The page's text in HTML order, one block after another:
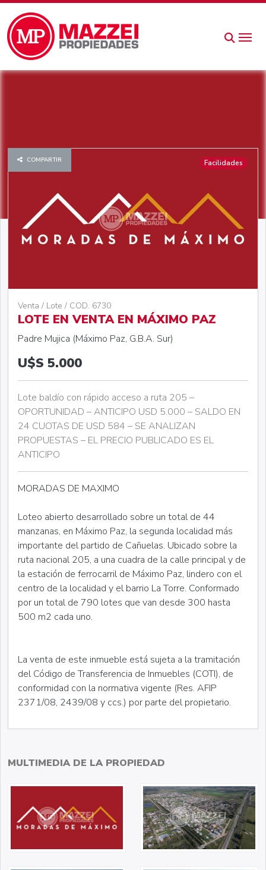
COMPARTIR Facilidades
Venta / Lote / COD. 6730
LOTE EN VENTA EN MÁXIMO PAZ
Padre Mujica (Máximo Paz, G.B.A. Sur)
U$S 5.000
Lote baldío con rápido acceso a ruta 205 –
OPORTUNIDAD – ANTICIPO USD 5.000 – SALDO EN
24 CUOTAS DE USD 584 – SE ANALIZAN
PROPUESTAS – EL PRECIO PUBLICADO ES EL
ANTICIPO
MORADAS DE MAXIMO
Loteo abierto desarrollado sobre un total de 44
manzanas, en Máximo Paz, la segunda localidad más
importante del partido de Cañuelas. Ubicado sobre la
ruta nacional 205, a una cuadra de la calle principal y de
la estación de ferrocarril de Máximo Paz, lindero con el
centro de la localidad y el barrio La Torre. Conformado
por un total de 790 lotes que van desde 300 hasta
500 m2 cada uno.
La venta de este inmueble está sujeta a la tramitación
del Código de Transferencia de Inmuebles (COTI), de
conformidad con la normativa vigente (Res. AFIP
2371/08, 2439/08 y ccs.) por parte del propietario.
MULTIMEDIA DE LA PROPIEDAD